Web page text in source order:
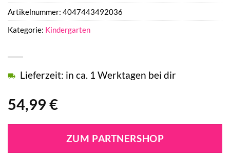
54,99 €
Lieferzeit: in ca. 1 Werktagen bei dir
ZUM PARTNERSHOP
Artikelnummer: 4047443492036
Kategorie: Kindergarten